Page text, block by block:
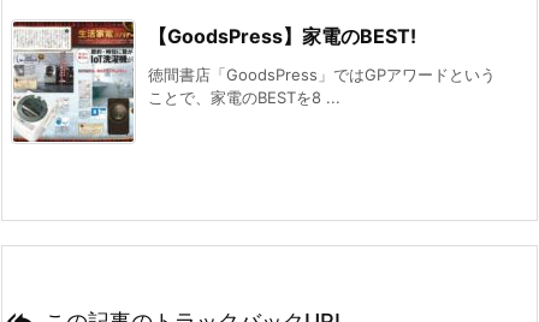
【GoodsPress】家電のBEST!
徳間書店「GoodsPress」ではGPアワードという
ことで、家電のBESTを8 ...